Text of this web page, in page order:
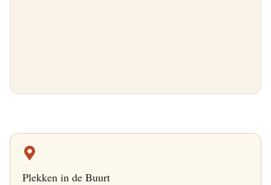
Plekken in de Buurt